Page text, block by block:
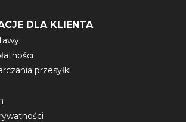
DLA KLIENTA
przesyłki